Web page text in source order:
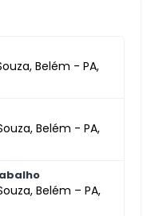
Belém - PA,
Belém - PA,
Belém – PA,